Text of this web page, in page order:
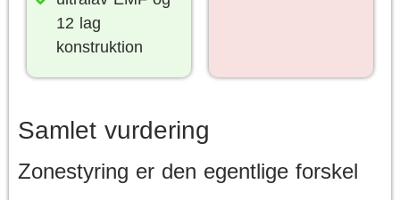
12 lag
konstruktion
Samlet vurdering
Zonestyring er den egentlige forskel